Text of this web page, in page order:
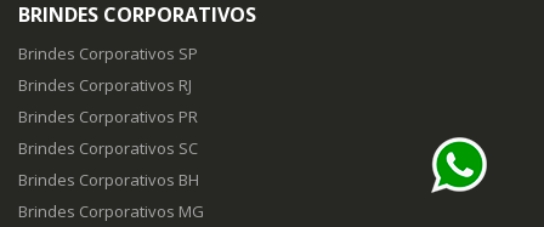
BRINDES CORPORATIVOS
Brindes Corporativos SP
Brindes Corporativos RJ
Brindes Corporativos PR
Brindes Corporativos SC
Brindes Corporativos BH
Brindes Corporativos MG